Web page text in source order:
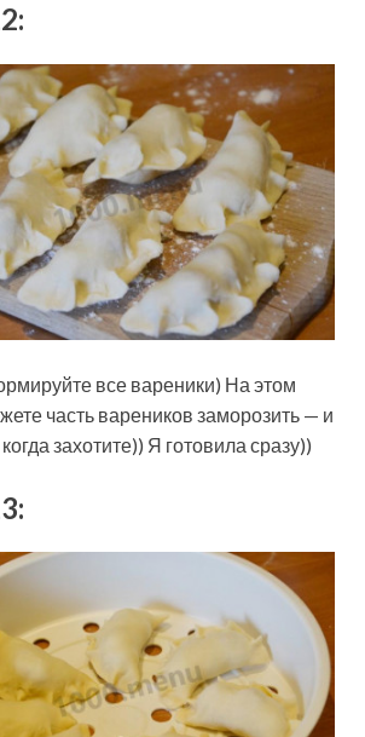
все вареники) На этом
часть вареников заморозить — и
захотите)) Я готовила сразу))